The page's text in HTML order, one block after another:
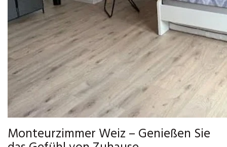
Monteurzimmer Weiz – Genießen Sie